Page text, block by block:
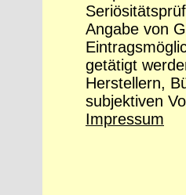
Angabe von
getätigt
Herstellern,
subjektiven
Impressum